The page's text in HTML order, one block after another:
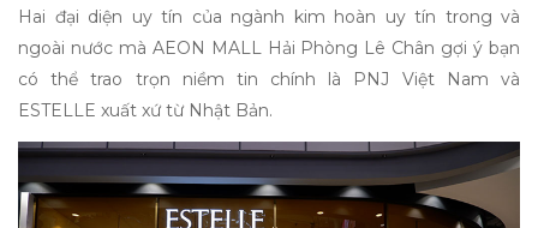
Hai đại diện uy tín của ngành kim hoàn uy tín trong và
ngoài nước mà AEON MALL Hải Phòng Lê Chân gợi ý bạn
có thể trao trọn niềm tin chính là PNJ Việt Nam và
ESTELLE xuất xứ từ Nhật Bản.